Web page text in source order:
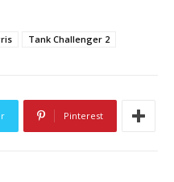
Tank Challenger 2
Pinterest